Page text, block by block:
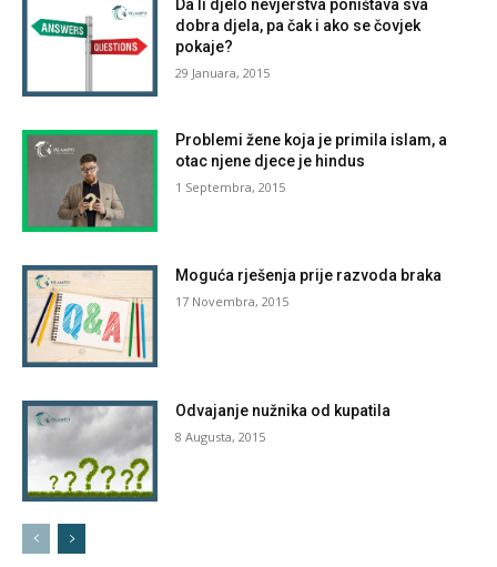
Da li djelo nevjerstva poništava sva
dobra djela, pa čak i ako se čovjek
pokaje?
29 Januara, 2015
Problemi žene koja je primila islam, a
otac njene djece je hindus
1 Septembra, 2015
Moguća rješenja prije razvoda braka
17 Novembra, 2015
Odvajanje nužnika od kupatila
8 Augusta, 2015